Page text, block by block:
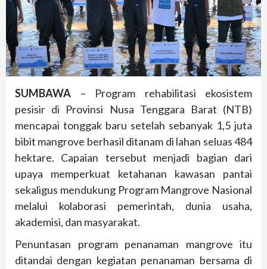
SUMBAWA – Program rehabilitasi ekosistem
pesisir di Provinsi Nusa Tenggara Barat (NTB)
mencapai tonggak baru setelah sebanyak 1,5 juta
bibit mangrove berhasil ditanam di lahan seluas 484
hektare. Capaian tersebut menjadi bagian dari
upaya memperkuat ketahanan kawasan pantai
sekaligus mendukung Program Mangrove Nasional
melalui kolaborasi pemerintah, dunia usaha,
akademisi, dan masyarakat.
Penuntasan program penanaman mangrove itu
ditandai dengan kegiatan penanaman bersama di